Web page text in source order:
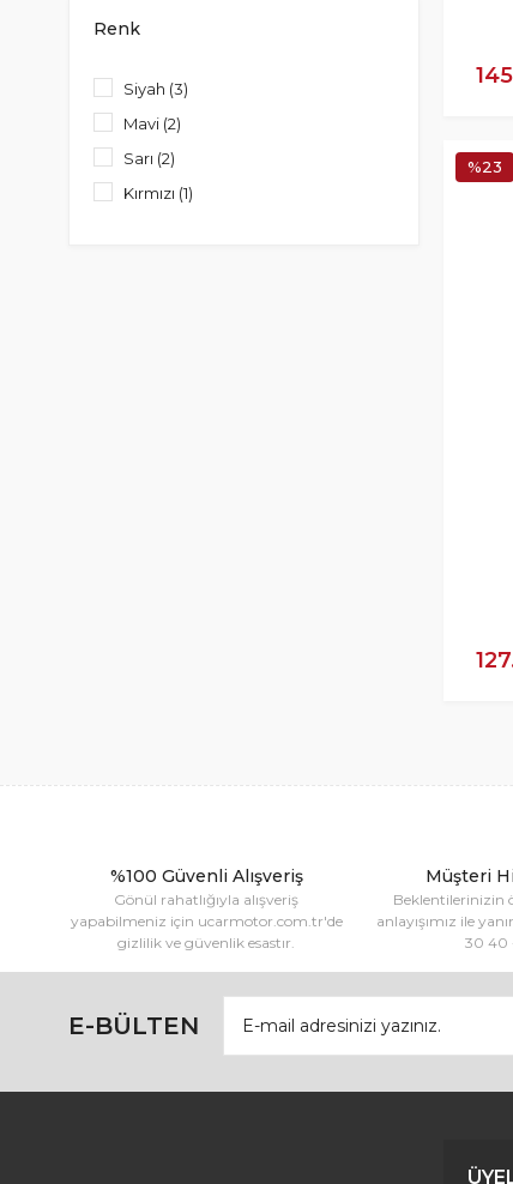
Renk
Siyah (3)
Mavi (2)
Sarı (2)
Kırmızı (1)
%23
%100 Güvenli Alışveriş
Gönül rahatlığıyla alışveriş
yapabilmeniz için ucarmotor.com.tr'de
gizlilik ve güvenlik esastır.
Müşteri
Beklentilerinizin
anlayışımız ile
30 40
E-BÜLTEN